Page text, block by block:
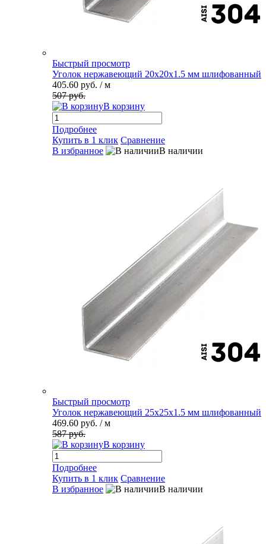
Быстрый просмотр
Уголок нержавеющий 20х20х1.5 мм шлифованный
405.60 руб. / м
507 руб.
В корзину
Подробнее
Купить в 1 клик Сравнение
В избранное
В наличии
Быстрый просмотр
Уголок нержавеющий 25х25х1.5 мм шлифованный
469.60 руб. / м
587 руб.
В корзину
Подробнее
Купить в 1 клик Сравнение
В избранное
В наличии